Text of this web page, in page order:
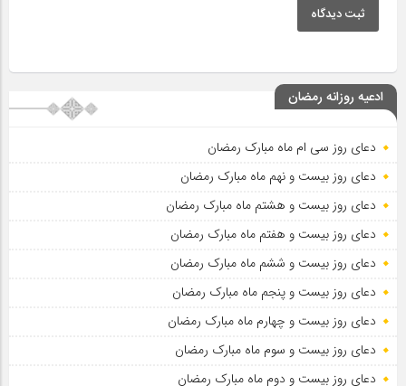
ثبت دیدگاه
ادعیه روزانه رمضان
دعای روز سی ام ماه مبارک رمضان
دعای روز بیست و نهم ماه مبارک رمضان
دعای روز بیست و هشتم ماه مبارک رمضان
دعای روز بیست و هفتم ماه مبارک رمضان
دعای روز بیست و ششم ماه مبارک رمضان
دعای روز بیست و پنجم ماه مبارک رمضان
دعای روز بیست و چهارم ماه مبارک رمضان
دعای روز بیست و سوم ماه مبارک رمضان
دعای روز بیست و دوم ماه مبارک رمضان